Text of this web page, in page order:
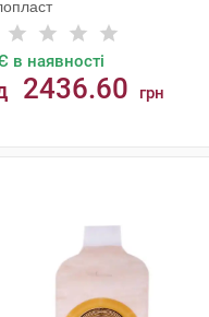
в наявності
2436.60 грн